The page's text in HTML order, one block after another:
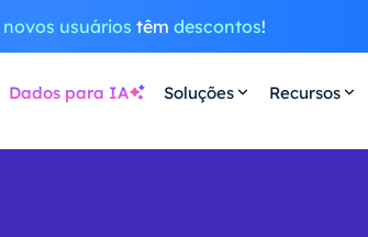
novos usuários têm descontos!
Dados para IA Soluções Recursos